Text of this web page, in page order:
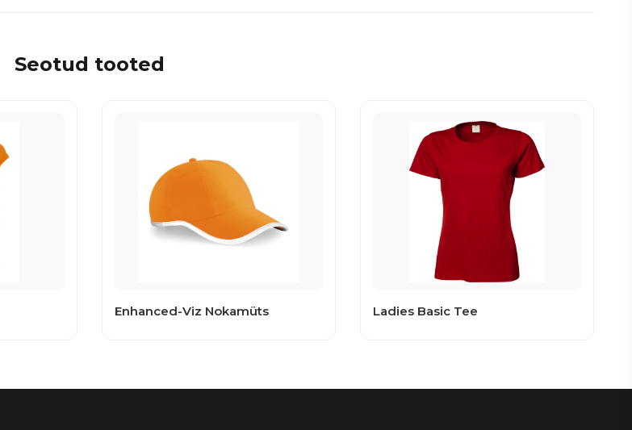
Seotud tooted
Enhanced-Viz Nokamüts Ladies Basic Tee